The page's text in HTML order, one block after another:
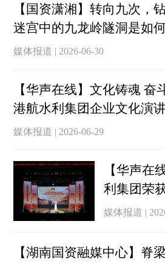
【国资潇湘】转向九次，
迷宫中的九龙岭隧洞是如
媒体报道 | 2026-06-30
【华声在线】文化铸魂
港航水利集团企业文化演
幕
媒体报道 | 2026-06-29
【华声在
利集团荣
统“党课开
媒体报道 |
【湖南国资融媒中心】脊